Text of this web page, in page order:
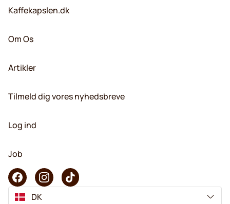
Kaffekapslen.dk
Om Os
Artikler
Tilmeld dig vores nyhedsbreve
Log ind
Job
DK